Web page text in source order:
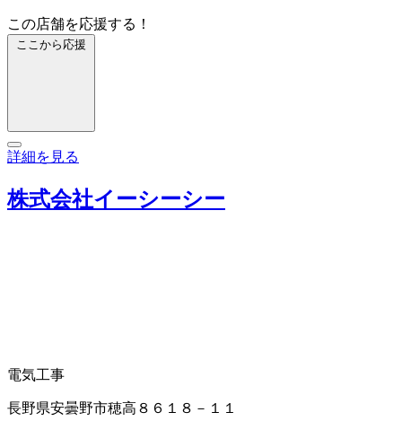
この店舗を応援する！
ここから応援
詳細を見る
株式会社イーシーシー
電気工事
長野県安曇野市穂高８６１８－１１